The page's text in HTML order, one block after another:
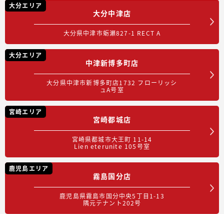
大分エリア
大分中津店
大分県中津市蛎瀬827-1 RECT A
大分エリア
中津新博多町店
大分県中津市新博多町店1732 フローリッシ
ュA号室
宮崎エリア
宮崎都城店
宮崎県都城市大王町 11-14
Lien eterunite 105号室
鹿児島エリア
霧島国分店
鹿児島県霧島市国分中央5丁目1-13
隅元テナント202号